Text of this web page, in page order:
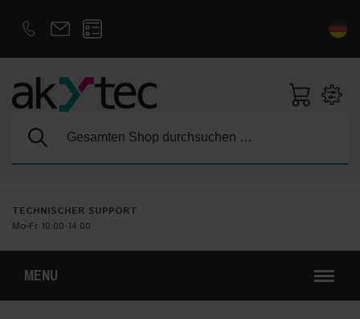
Suche:
TECHNISCHER SUPPORT
Mo-Fr 10:00-14:00
MENU